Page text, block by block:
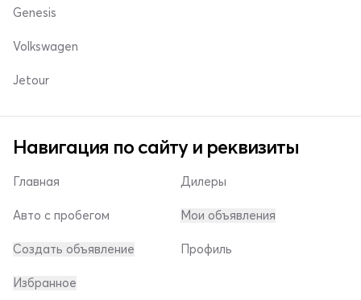
Genesis
Volkswagen
Jetour
Навигация по сайту и реквизиты
Главная
Авто с пробегом
Создать объявление
Дилеры
Мои объявления
Профиль
Избранное